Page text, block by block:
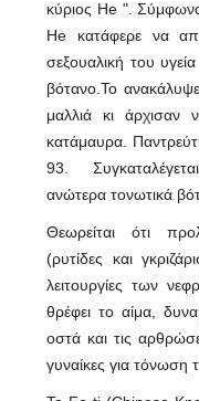
κύριος He ".
He κατάφερε να
σεξουαλική του
βότανο.Το
μαλλιά κι άρχισαν
κατάμαυρα.
93.
ανώτερα τονωτικά
Θεωρείται ότι
(ρυτίδες και
λειτουργίες των
θρέφει το αίμα,
οστά και τις
γυναίκες για τόνωση